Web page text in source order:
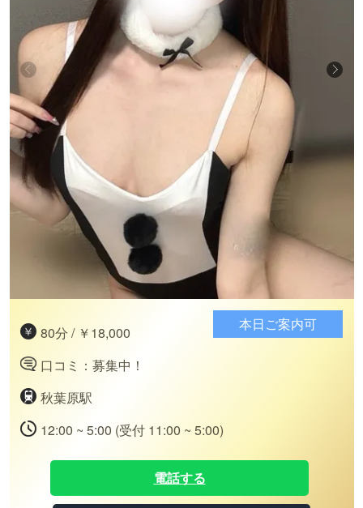
80分 / ￥18,000
口コミ：募集中！
秋葉原駅
12:00 ~ 5:00 (受付 11:00 ~ 5:00)
本日ご案内可
電話する